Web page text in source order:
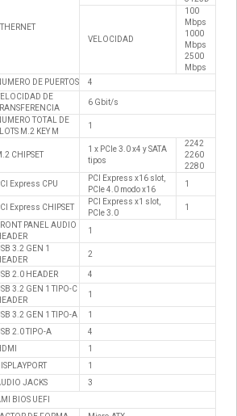
VELOCIDAD
100
Mbps
1000
Mbps
2500
Mbps
DE PUERTOS
4
DE
6 Gbit/s
TOTAL DE
M.2 KEY M
1
CHIPSET
1 x PCIe 3.0 x4 y SATA
tipos
2242
2260
2280
Express CPU
PCI Express x16 slot,
PCIe 4.0 modo x16
1
Express CHIPSET
PCI Express x1 slot,
PCIe 3.0
1
PANEL AUDIO
1
3.2 GEN 1
2
2.0 HEADER
4
3.2 GEN 1 TIPO-C
1
3.2 GEN 1 TIPO-A
1
2.0 TIPO-A
4
1
1
JACKS
3
BIOS UEFI